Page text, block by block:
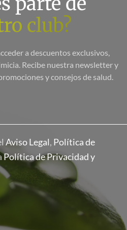
club?
a descuentos exclusivos,
Recibe nuestra newsletter y
y consejos de salud.
Aviso Legal, Política de
Política de Privacidad y